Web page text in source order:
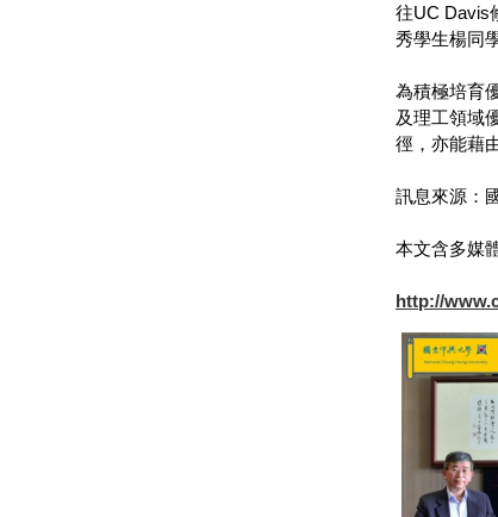
往UC Davis
秀學生楊同
為積極培育
及理工領域
徑，亦能藉
訊息來源：
本文含多媒
http://